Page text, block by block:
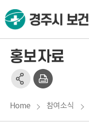
홍보자료
Home 참여소식